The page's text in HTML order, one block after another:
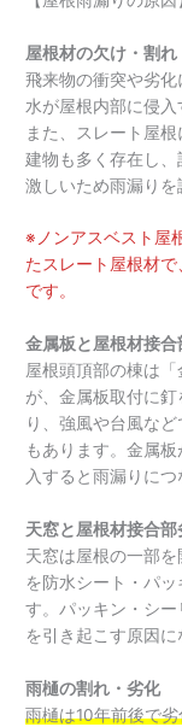
屋根材の欠け・割れ
飛来物の衝突や劣
水が屋根内部に侵入
また、スレート屋
建物も多く存在し
激しいため雨漏りを
※ノンアスベスト屋
たスレート屋根材
です。
金属板と屋根材接合
屋根頭頂部の棟は
が、金属板取付に
り、強風や台風な
もあります。金属
入すると雨漏りにつ
天窓と屋根材接合部
天窓は屋根の一部
を防水シート・パ
す。パッキン・シ
を引き起こす原因に
雨樋の割れ・劣化
雨樋は10年前後で劣